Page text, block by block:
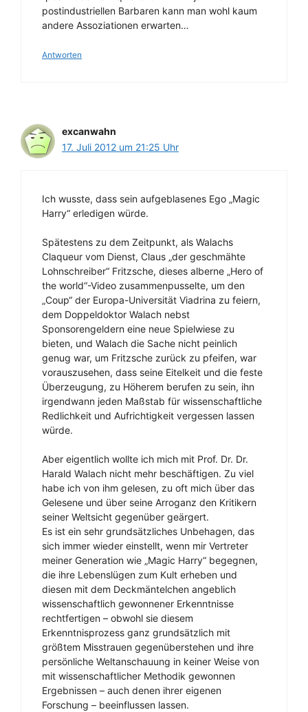
postindustriellen Barbaren kann man wohl kaum
andere Assoziationen erwarten…
Antworten
excanwahn
17. Juli 2012 um 21:25 Uhr
Ich wusste, dass sein aufgeblasenes Ego „Magic
Harry“ erledigen würde.
Spätestens zu dem Zeitpunkt, als Walachs
Claqueur vom Dienst, Claus „der geschmähte
Lohnschreiber“ Fritzsche, dieses alberne „Hero of
the world“-Video zusammenpusselte, um den
„Coup“ der Europa-Universität Viadrina zu feiern,
dem Doppeldoktor Walach nebst
Sponsorengeldern eine neue Spielwiese zu
bieten, und Walach die Sache nicht peinlich
genug war, um Fritzsche zurück zu pfeifen, war
vorauszusehen, dass seine Eitelkeit und die feste
Überzeugung, zu Höherem berufen zu sein, ihn
irgendwann jeden Maßstab für wissenschaftliche
Redlichkeit und Aufrichtigkeit vergessen lassen
würde.
Aber eigentlich wollte ich mich mit Prof. Dr. Dr.
Harald Walach nicht mehr beschäftigen. Zu viel
habe ich von ihm gelesen, zu oft mich über das
Gelesene und über seine Arroganz den Kritikern
seiner Weltsicht gegenüber geärgert.
Es ist ein sehr grundsätzliches Unbehagen, das
sich immer wieder einstellt, wenn mir Vertreter
meiner Generation wie „Magic Harry“ begegnen,
die ihre Lebenslügen zum Kult erheben und
diesen mit dem Deckmäntelchen angeblich
wissenschaftlich gewonnener Erkenntnisse
rechtfertigen – obwohl sie diesem
Erkenntnisprozess ganz grundsätzlich mit
größtem Misstrauen gegenüberstehen und ihre
persönliche Weltanschauung in keiner Weise von
mit wissenschaftlicher Methodik gewonnen
Ergebnissen – auch denen ihrer eigenen
Forschung – beeinflussen lassen.